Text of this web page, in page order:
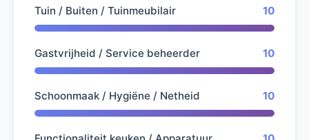
Tuin / Buiten / Tuinmeubilair 10
Gastvrijheid / Service beheerder 10
Schoonmaak / Hygiëne / Netheid 10